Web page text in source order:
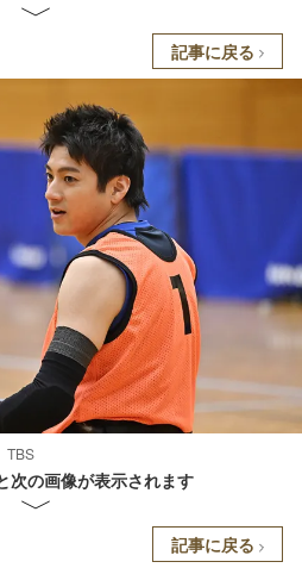
記事に戻る
TBS
次の画像が表示されます
記事に戻る